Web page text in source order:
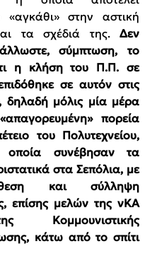
«αγκάθι» στην αστική
τα σχέδιά της. Δεν
σύμπτωση, το
η κλήση του Π.Π. σε
σε αυτόν στις
δηλαδή μόλις μία μέρα
πορεία
του Πολυτεχνείου,
συνέβησαν τα
στα Σεπόλια, με
και σύλληψη
επίσης μελών της νΚΑ
Κομμουνιστικής
κάτω από το σπίτι